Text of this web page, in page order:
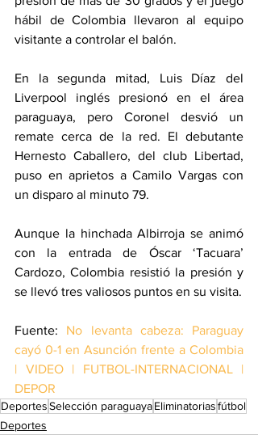
hábil de Colombia llevaron al equipo
visitante a controlar el balón.
En la segunda mitad, Luis Díaz del
Liverpool inglés presionó en el área
paraguaya, pero Coronel desvió un
remate cerca de la red. El debutante
Hernesto Caballero, del club Libertad,
puso en aprietos a Camilo Vargas con
un disparo al minuto 79.
Aunque la hinchada Albirroja se animó
con la entrada de Óscar ‘Tacuara’
Cardozo, Colombia resistió la presión y
se llevó tres valiosos puntos en su visita.
Fuente: No levanta cabeza: Paraguay
cayó 0-1 en Asunción frente a Colombia
| VIDEO | FUTBOL-INTERNACIONAL |
DEPOR
DeportesSelección paraguayaEliminatoriasfútbol
Deportes